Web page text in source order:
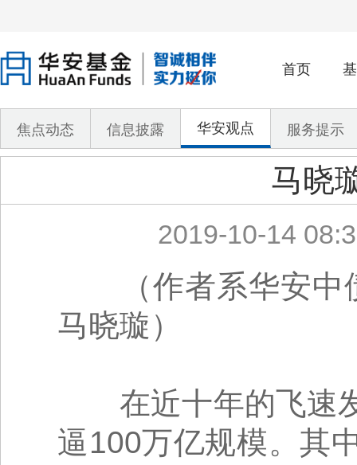
首页
焦点动态 信息披露 华安观点 服务提示
马晓
2019-10-14
（作者系华安中
马晓璇）
在近十年的飞速发
逼100万亿规模。其